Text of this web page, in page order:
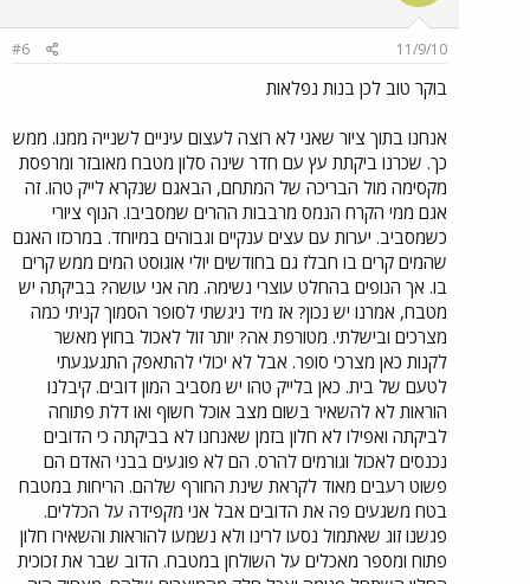
11/9/10
#6
בוקר טוב לכן בנות נפלאות
אנחנו בתוך ציור שאני לא רוצה לעצום עיניים לשנייה ממנו. ממש
כך. שכרנו ביקתת עץ עם חדר שינה סלון מטבח מאובזר ומרפסת
מקסימה מול הבריכה של המתחם, הבאגם שנקרא לייק טהו. זה
אגם ממי הקרח הנמס מרבבות ההרים שמסביבו. הנוף ציורי
כשמסביב. יערות עם עצים ענקיים וגבוהים במיוחד. במרכזו האגם
שהמים קרים בו חבלז גם בחודשים יולי אוגוסט המים ממש קרים
בו. אך הנופים בהחלט עוצרי נשימה. מה אני עושה? בביקתה יש
מטבח, אמרנו יש נכון? אז מיד ניגשתי לסופר הסמוך קניתי כמה
מצרכים ובישלתי. מטורפת אה? יותר זול לאכול בחוץ מאשר
לקנות כאן מצרכי סופר. אבל לא יכולי להתאפק התגעגעתי
לטעם של בית. כאן בלייק טהו יש מסביב המון דובים. קיבלנו
הוראות לא להשאיר בשום מצב אוכל חשוף ואו דלת פתוחה
לביקתה ואפילו לא חלון בזמן שאנחנו לא בביקתה כי הדובים
נכנסים לאכול וגורמים להרס. הם לא פוגעים בבני האדם הם
פשוט רעבים מאוד לקראת שינת החורף שלהם. הריחות במטבח
בטח משגעים פה את הדובים אבל אני מקפידה על הכללים.
פגשנו זוג שאתמול נסעו לרינו ולא נשמעו להוראות והשאירו חלון
פתוח ומספר מאכלים על השולחן במטבח. הדוב שבר את זכוכית